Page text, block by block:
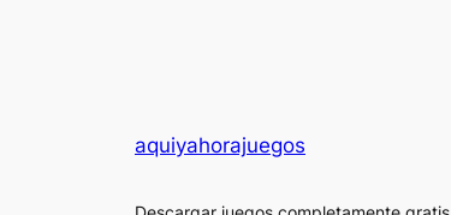
aquiyahorajuegos